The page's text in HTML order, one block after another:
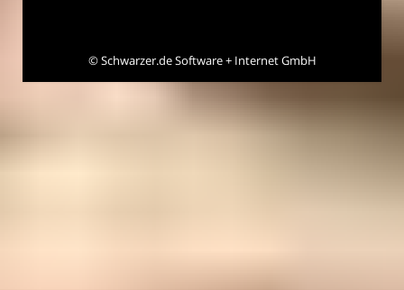
©Schwarzer.de Software + Internet GmbH